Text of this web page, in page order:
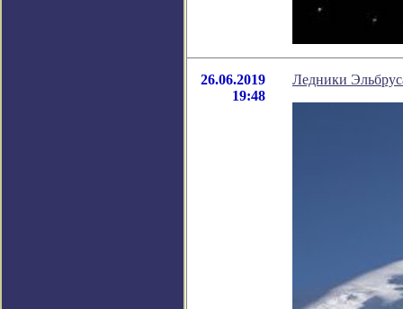
26.06.2019
19:48
Ледники